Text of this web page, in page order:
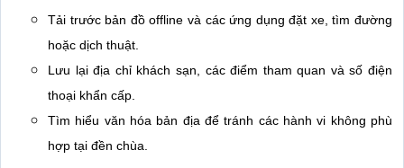
Tải trước bản đồ offline và các ứng dụng đặt xe, tìm đường
hoặc dịch thuật.
Lưu lại địa chỉ khách sạn, các điểm tham quan và số điện
thoại khẩn cấp.
Tìm hiểu văn hóa bản địa để tránh các hành vi không phù
hợp tại đền chùa.